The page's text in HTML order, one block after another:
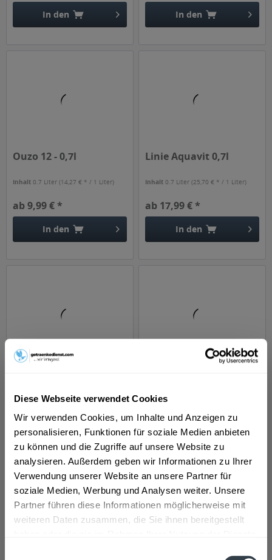
Diese Webseite verwendet Cookies
Wir verwenden Cookies, um Inhalte und Anzeigen zu
personalisieren, Funktionen für soziale Medien anbieten
zu können und die Zugriffe auf unsere Website zu
analysieren. Außerdem geben wir Informationen zu Ihrer
Verwendung unserer Website an unsere Partner für
soziale Medien, Werbung und Analysen weiter. Unsere
Partner führen diese Informationen möglicherweise mit
weiteren Daten zusammen, die Sie ihnen bereitgestellt
In den In den
Ouzo 12 - 0,7l
Inhalt0.7 Liter(14,27 € * / 1 Liter)
ab 9,99 € *
In den
Linie Aquavit 0,7l
Inhalt0.7 Liter(25,70 € * / 1 Liter)
ab 17,99 € *
In den
Inhalt1 Liter
ab 17,69 € *
In den
Inhalt0.7 Liter
ab 15,99 € *
In den